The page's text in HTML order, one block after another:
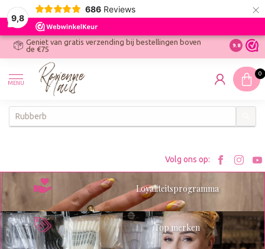
9,8
686 Reviews ×
Geniet van gratis verzending bij bestellingen boven
de €75
Ontdek
9.8
MENU
0
Volg ons op:
Bezoek
Loyaliteitsprogramma
Top merken